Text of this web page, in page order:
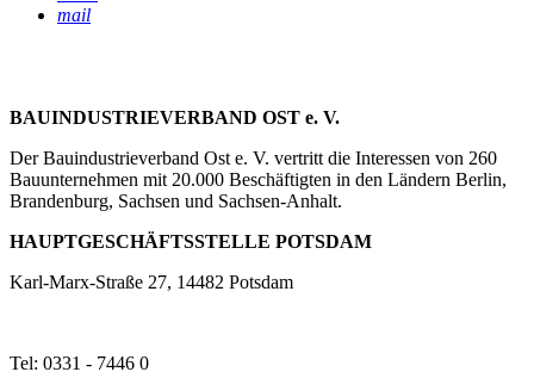
mail
BAUINDUSTRIEVERBAND OST e. V.
Der Bauindustrieverband Ost e. V. vertritt die Interessen von 260
Bauunternehmen mit 20.000 Beschäftigten in den Ländern Berlin,
Brandenburg, Sachsen und Sachsen-Anhalt.
HAUPTGESCHÄFTSSTELLE POTSDAM
Karl-Marx-Straße 27, 14482 Potsdam
Tel: 0331 - 7446 0